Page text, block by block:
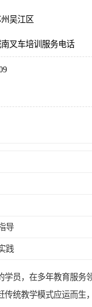
吴江区
叉车培训服务电话
导
践
学员，在多年教育服务
传统教学模式应运而生